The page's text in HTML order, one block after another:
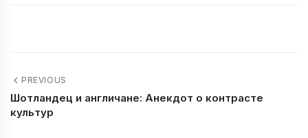
PREVIOUS
Шотландец и англичане: Анекдот о контрасте
культур